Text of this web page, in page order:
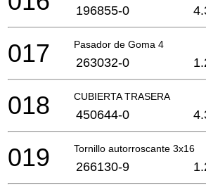
196855-0
Pasador de Goma 4
017 263032-0
CUBIERTA TRASERA
018 450644-0
Tornillo autorroscante 3x16
019 266130-9